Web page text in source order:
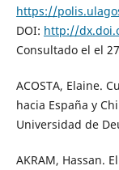
https://
DOI: http://
Consultado el el
ACOSTA, Elaine.
hacia España y
Universidad de
AKRAM, Hassan.